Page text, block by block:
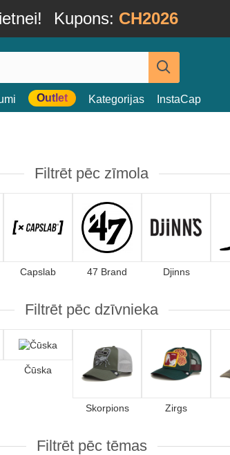
Kupons: CH2026
Outlet Kategorijas InstaCap
Filtrēt pēc zīmola
Capslab 47 Brand Djinns
Filtrēt pēc dzīvnieka
Čūska
Skorpions Zirgs
Filtrēt pēc tēmas